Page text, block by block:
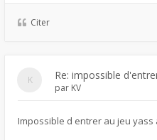
Citer
Re: impossible
par KV
Impossible d entrer au jeu yass